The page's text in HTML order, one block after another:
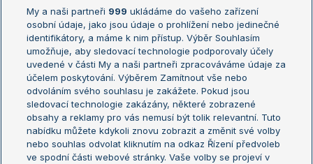
Žebříček ATP (muži)
Žebříček WTA (ženy)
Sázkařský žebříček
Australian Open
French Open
Wimbledon
US Open
Turnaj mistrů
Turnaj mistryň
Aktualní trendy
Fotbalové přestupy
My a naši partneři 999 ukládáme do vašeho zařízení
osobní údaje, jako jsou údaje o prohlížení nebo jedinečné
identifikátory, a máme k nim přístup. Výběr Souhlasím
umožňuje, aby sledovací technologie podporovaly účely
uvedené v části My a naši partneři zpracováváme údaje za
účelem poskytování. Výběrem Zamítnout vše nebo
odvoláním svého souhlasu je zakážete. Pokud jsou
sledovací technologie zakázány, některé zobrazené
obsahy a reklamy pro vás nemusí být tolik relevantní. Tuto
nabídku můžete kdykoli znovu zobrazit a změnit své volby
nebo souhlas odvolat kliknutím na odkaz Řízení předvoleb
ve spodní části webové stránky. Vaše volby se projeví v